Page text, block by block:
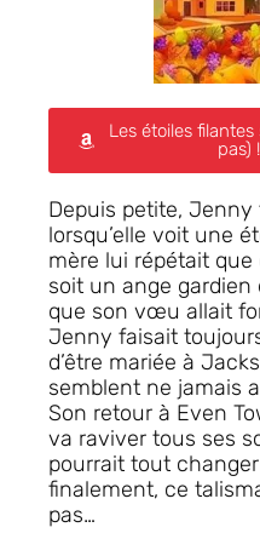
Les étoiles
pas)
Depuis petite,
lorsqu’elle voit une
mère lui répétait que
soit un ange
que son vœu allait
Jenny faisait
d’être mariée à
semblent ne jamais
Son retour à Even
va raviver tous ses
pourrait tout
finalement, ce
pas…